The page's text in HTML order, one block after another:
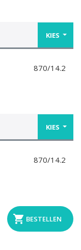
KIES
870/14.2
KIES
870/14.2